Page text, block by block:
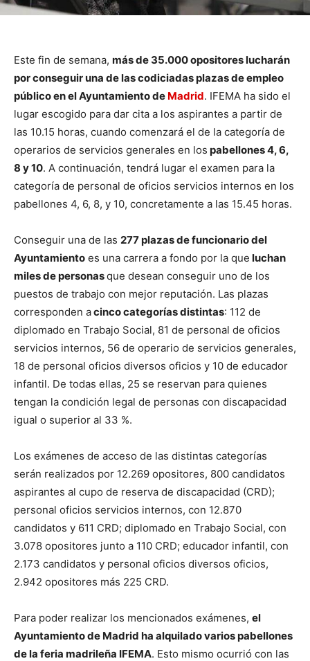
Este fin de semana, más de 35.000 opositores lucharán
por conseguir una de las codiciadas plazas de empleo
público en el Ayuntamiento de Madrid. IFEMA ha sido el
lugar escogido para dar cita a los aspirantes a partir de
las 10.15 horas, cuando comenzará el de la categoría de
operarios de servicios generales en los pabellones 4, 6,
8 y 10. A continuación, tendrá lugar el examen para la
categoría de personal de oficios servicios internos en los
pabellones 4, 6, 8, y 10, concretamente a las 15.45 horas.
Conseguir una de las 277 plazas de funcionario del
Ayuntamiento es una carrera a fondo por la que luchan
miles de personasque desean conseguir uno de los
puestos de trabajo con mejor reputación. Las plazas
corresponden acinco categorías distintas: 112 de
diplomado en Trabajo Social, 81 de personal de oficios
servicios internos, 56 de operario de servicios generales,
18 de personal oficios diversos oficios y 10 de educador
infantil. De todas ellas, 25 se reservan para quienes
tengan la condición legal de personas con discapacidad
igual o superior al 33 %.
Los exámenes de acceso de las distintas categorías
serán realizados por 12.269 opositores, 800 candidatos
aspirantes al cupo de reserva de discapacidad (CRD);
personal oficios servicios internos, con 12.870
candidatos y 611 CRD; diplomado en Trabajo Social, con
3.078 opositores junto a 110 CRD; educador infantil, con
2.173 candidatos y personal oficios diversos oficios,
2.942 opositores más 225 CRD.
Para poder realizar los mencionados exámenes, el
Ayuntamiento de Madrid ha alquilado varios pabellones
de la feria madrileña IFEMA. Esto mismo ocurrió con las